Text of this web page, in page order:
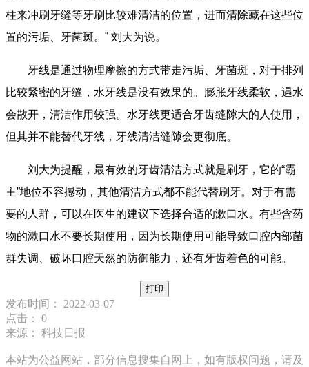
柱来冲刷牙缝等牙刷比较难清洁的位置，进而清除藏在这些位
置的污垢、牙菌斑。” 刘大为说。
牙线是通过物理摩擦的方式带走污垢、牙菌斑，对于排列
比较紧密的牙缝，水牙线是没有效果的。膨胀牙线柔软，遇水
会散开，清洁作用较强。水牙线更适合牙齿缝隙大的人使用，
但其并不能替代牙线，牙线清洁缝隙会更彻底。
刘大为提醒，最有效的牙齿清洁方式就是刷牙，它的“霸
主”地位不容撼动，其他清洁方式都不能代替刷牙。对于有需
要的人群，可以在医生的建议下选择合适的漱口水。有些含药
物的漱口水不要长期使用，因为长期使用可能导致口腔内部菌
群失调、破坏口腔天然的防御能力，还有牙齿着色的可能。
打印
发布时间： 2022-03-07
点击： 0
来源： 科技日报
本站为公益网站，部分信息搜集自网上，如有版权问题，请及